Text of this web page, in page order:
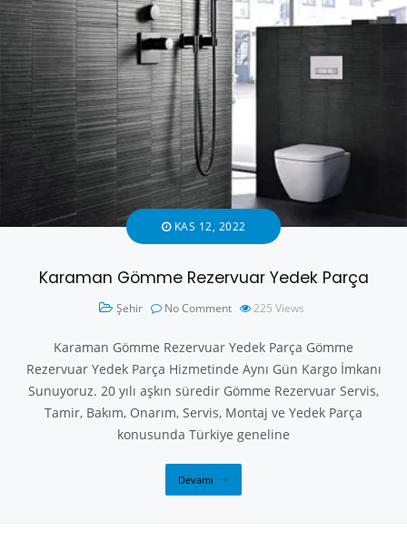
KAS 12, 2022
Karaman Gömme Rezervuar Yedek Parça
Şehir No Comment 225 Views
Karaman Gömme Rezervuar Yedek Parça Gömme
Rezervuar Yedek Parça Hizmetinde Aynı Gün Kargo İmkanı
Sunuyoruz. 20 yılı aşkın süredir Gömme Rezervuar Servis,
Tamir, Bakım, Onarım, Servis, Montaj ve Yedek Parça
konusunda Türkiye geneline
Devamı